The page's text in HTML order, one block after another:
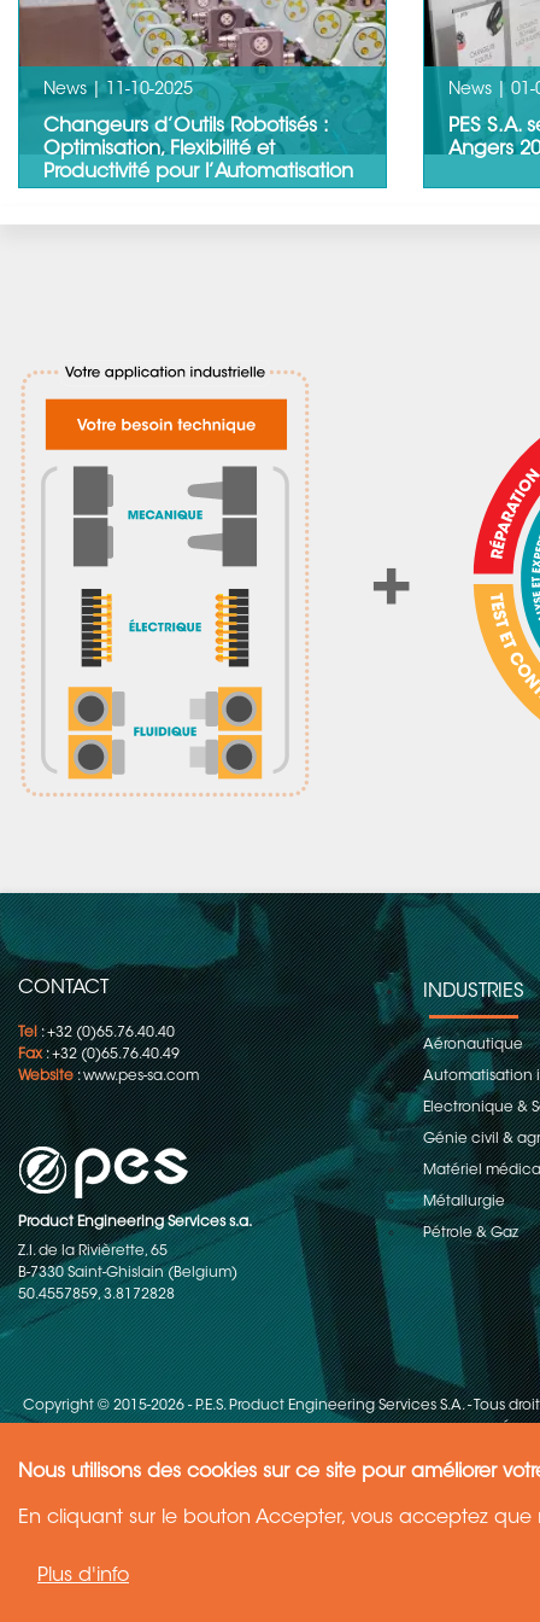
Nous utilisons des cookies sur ce site pour améliorer
En cliquant sur le bouton Accepter, vous acceptez que
Plus d'info
News | 11-10-2025
Changeurs d’Outils Robotisés :
Optimisation, Flexibilité et
Productivité pour l’Automatisation
Robotisé ?Un changeur d’outils
News | 01-
PES S.A.
Angers
Angers
CONTACT
Tel: +32 (0)65.76.40.40
Fax: +32 (0)65.76.40.49
Website:www.pes-sa.com
Product Engineering Services s.a.
Z.I. de la Rivièrette, 65
B-7330 Saint-Ghislain (Belgium)
50.4557859, 3.8172828
INDUSTRIES
Aéronautique
Automatisation
Electronique &
Génie civil &
Matériel
Métallurgie
Pétrole & Gaz
Copyright © 2015-2026 - P.E.S. Product Engineering Services S.A. - Tous
Need Help ?